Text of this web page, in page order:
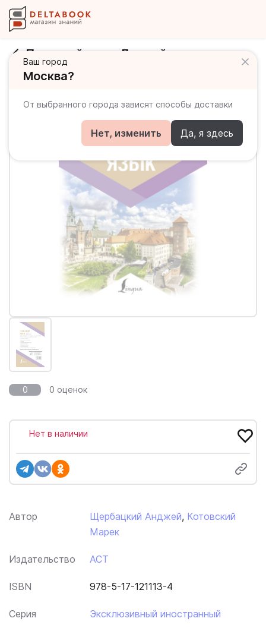
Ваш город
Москва?
От выбранного города зависят способы доставки
Нет, изменить Да, я здесь
Польский язык. Лучший самоучитель
0 0 оценок
Автор Щербацкий Анджей, Котовский
Марек
Издательство АСТ
ISBN 978-5-17-121113-4
Серия Эксклюзивный иностранный
Нет в наличии